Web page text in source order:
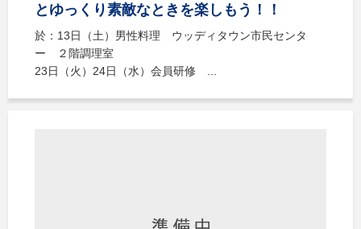
とゆっくり素敵なときを楽しもう！！
於：13日（土）男性料理 ウッディタウン市民センタ
ー ２階調理室
23日（火）24日（水）会員研修 ...